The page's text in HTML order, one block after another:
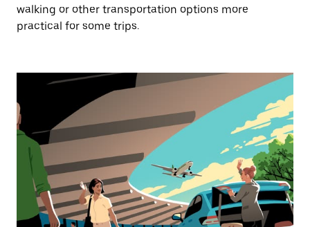
walking or other transportation options more
practical for some trips.